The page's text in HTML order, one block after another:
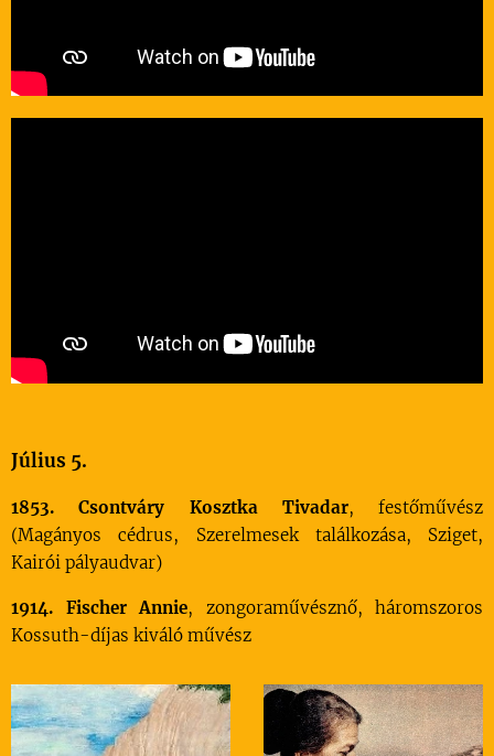
Július 5.
1853. Csontváry Kosztka Tivadar, festőművész
(Magányos cédrus, Szerelmesek találkozása, Sziget,
Kairói pályaudvar)
1914. Fischer Annie, zongoraművésznő, háromszoros
Kossuth-díjas kiváló művész